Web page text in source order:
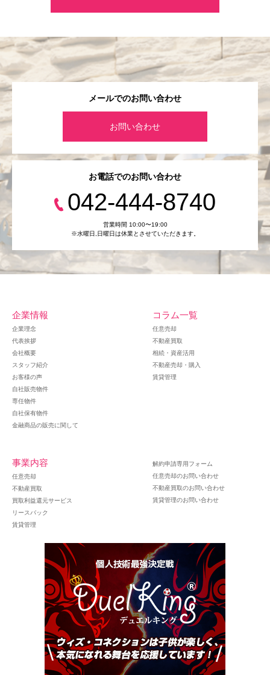
メールでのお問い合わせ
お問い合わせ
お電話でのお問い合わせ
042-444-8740
営業時間 10:00〜19:00
※水曜日,⽇曜日は休業とさせていただきます。
企業情報
企業理念
代表挨拶
会社概要
スタッフ紹介
お客様の声
自社販売物件
専任物件
自社保有物件
金融商品の販売に関して
コラム一覧
任意売却
不動産買取
相続・資産活用
不動産売却・購入
賃貸管理
事業内容
任意売却
不動産買取
買取利益還元サービス
リースバック
賃貸管理
解約申請専用フォーム
任意売却のお問い合わせ
不動産買取のお問い合わせ
賃貸管理のお問い合わせ